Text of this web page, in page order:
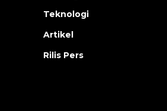
Teknologi
Artikel
Rilis Pers